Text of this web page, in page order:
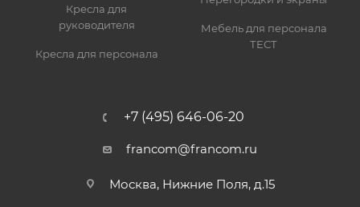
Кресла для
руководителя
Кресла для персонала
Мебель для персонала
ТЕСТ
+7 (495) 646-06-20
francom@francom.ru
Москва, Нижние Поля, д.15